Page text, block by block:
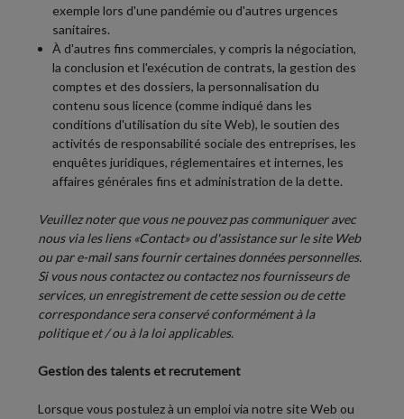
exemple lors d'une pandémie ou d'autres urgences
sanitaires.
À d'autres fins commerciales, y compris la négociation,
la conclusion et l'exécution de contrats, la gestion des
comptes et des dossiers, la personnalisation du
contenu sous licence (comme indiqué dans les
conditions d'utilisation du site Web), le soutien des
activités de responsabilité sociale des entreprises, les
enquêtes juridiques, réglementaires et internes, les
affaires générales fins et administration de la dette.
Veuillez noter que vous ne pouvez pas communiquer avec
nous via les liens «Contact» ou d'assistance sur le site Web
ou par e-mail sans fournir certaines données personnelles.
Si vous nous contactez ou contactez nos fournisseurs de
services, un enregistrement de cette session ou de cette
correspondance sera conservé conformément à la
politique et / ou à la loi applicables.
Gestion des talents et recrutement
Lorsque vous postulez à un emploi via notre site Web ou